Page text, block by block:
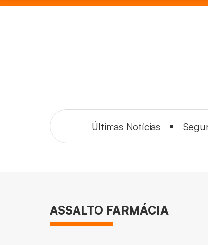
Últimas Notícias
ASSALTO FARMÁCIA